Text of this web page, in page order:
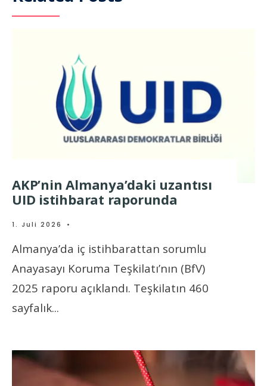
AKP’nin Almanya’daki uzantısı
UID istihbarat raporunda
1. Juli 2026 •
Almanya’da iç istihbarattan sorumlu
Anayasayı Koruma Teşkilatı’nın (BfV)
2025 raporu açıklandı. Teşkilatın 460
sayfalık...